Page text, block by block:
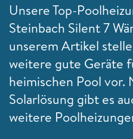
Unsere Top-
Steinbach Silent 7
unserem Artikel
weitere gute Geräte
heimischen Pool vor.
Solarlösung gibt es
weitere